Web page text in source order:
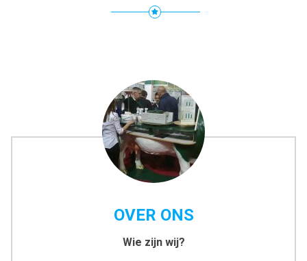
OVER ONS
Wie zijn wij?